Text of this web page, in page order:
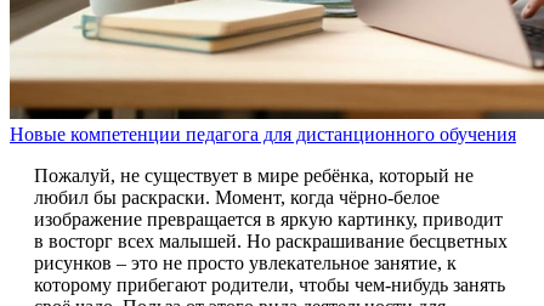
Новые компетенции педагога для дистанционного обучения
Пожалуй, не существует в мире ребёнка, который не
любил бы раскраски. Момент, когда чёрно-белое
изображение превращается в яркую картинку, приводит
в восторг всех малышей. Но раскрашивание бесцветных
рисунков – это не просто увлекательное занятие, к
которому прибегают родители, чтобы чем-нибудь занять